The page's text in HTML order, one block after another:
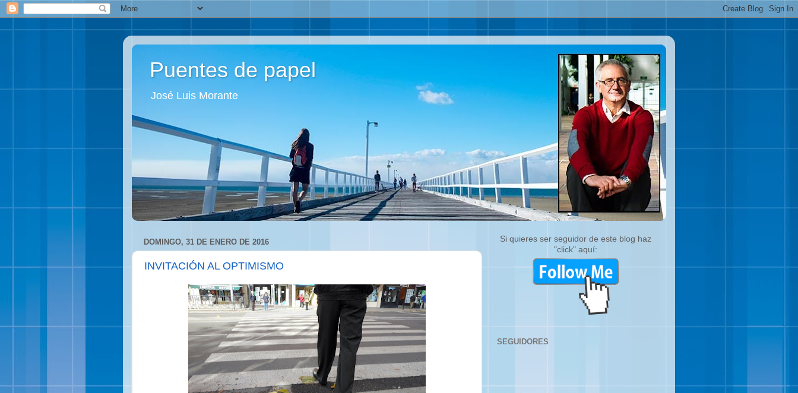
Puentes de papel
José Luis Morante
DOMINGO, 31 DE ENERO DE 2016
INVITACIÓN AL OPTIMISMO
Si quieres ser seguidor de este blog haz
"click" aquí:
SEGUIDORES